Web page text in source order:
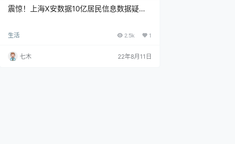
震惊！上海X安数据10亿居民信息数据疑似
生活 2.5k 1
七木 22年8月11日